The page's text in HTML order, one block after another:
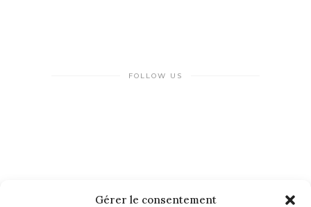
Gérer le consentement
FOLLOW US